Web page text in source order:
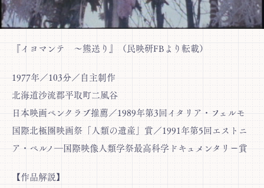
『イヨマンテ ～熊送り』（民映研FBより転載）
1977年／103分／自主制作
北海道沙流郡平取町二風谷
日本映画ペンクラブ推薦／1989年第3回イタリア・フェルモ
国際北極圏映画祭「人類の遺産」賞／1991年第5回エストニ
ア・ペルノ―国際映像人類学祭最高科学ドキュメンタリー賞
【作品解説】